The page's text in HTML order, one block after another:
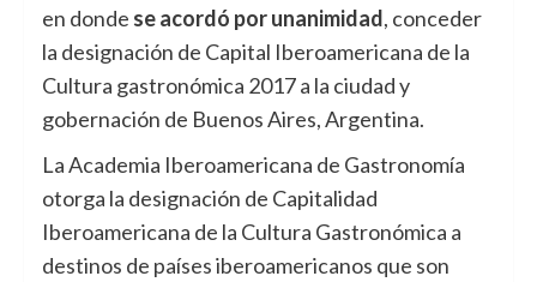
en donde se acordó por unanimidad, conceder
la designación de Capital Iberoamericana de la
Cultura gastronómica 2017 a la ciudad y
gobernación de Buenos Aires, Argentina.
La Academia Iberoamericana de Gastronomía
otorga la designación de Capitalidad
Iberoamericana de la Cultura Gastronómica a
destinos de países iberoamericanos que son